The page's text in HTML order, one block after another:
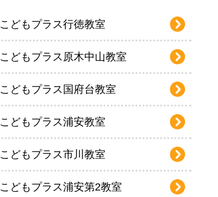
こどもプラス行徳教室
こどもプラス原木中山教室
こどもプラス国府台教室
こどもプラス浦安教室
こどもプラス市川教室
こどもプラス浦安第2教室